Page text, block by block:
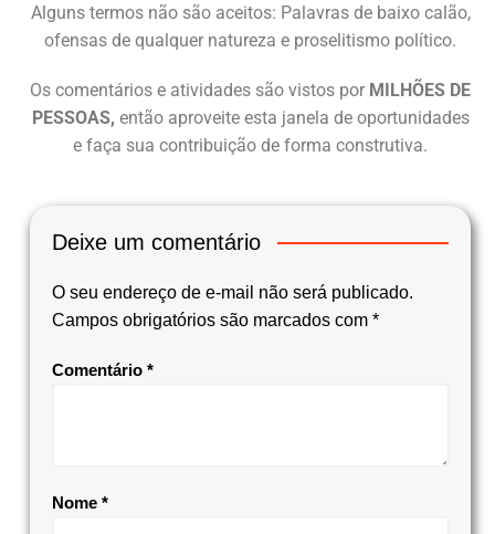
Alguns termos não são aceitos: Palavras de baixo calão,
ofensas de qualquer natureza e proselitismo político.
Os comentários e atividades são vistos por MILHÕES DE
PESSOAS, então aproveite esta janela de oportunidades
e faça sua contribuição de forma construtiva.
Deixe um comentário
O seu endereço de e-mail não será publicado.
Campos obrigatórios são marcados com *
Comentário *
Nome *